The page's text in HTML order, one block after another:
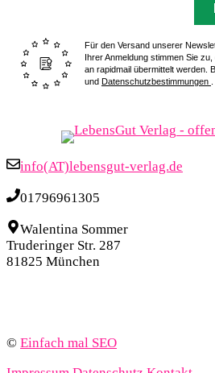
Für den Versand unserer
Ihrer Anmeldung stimmen Sie
an rapidmail übermittelt werden.
und Datenschutzbestimmungen
info(AT)lebensgut-verlag.de
01796961305
Walentina Sommer
Truderinger Str. 287
81825 München
© Einfach mal SEO